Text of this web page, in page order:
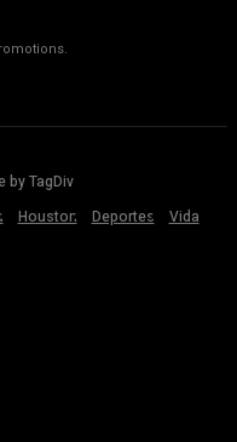
by TagDiv
Houston Deportes Vida